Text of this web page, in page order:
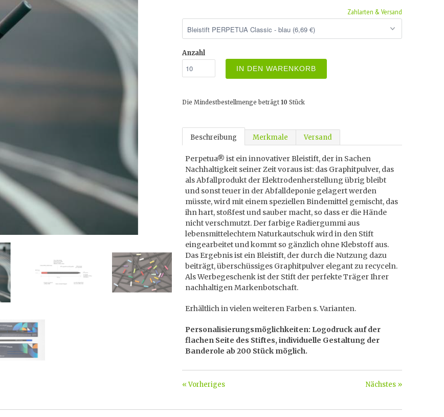
Zahlarten & Versand
Anzahl
IN DEN WARENKORB
Die Mindestbestellmenge beträgt 10 Stück
Beschreibung Merkmale Versand
Perpetua® ist ein innovativer Bleistift, der in Sachen
Nachhaltigkeit seiner Zeit voraus ist: das Graphitpulver, das
als Abfallprodukt der Elektrodenherstellung übrig bleibt
und sonst teuer in der Abfalldeponie gelagert werden
müsste, wird mit einem speziellen Bindemittel gemischt, das
ihn hart, stoßfest und sauber macht, so dass er die Hände
nicht verschmutzt. Der farbige Radiergummi aus
lebensmittelechtem Naturkautschuk wird in den Stift
eingearbeitet und kommt so gänzlich ohne Klebstoff aus.
Das Ergebnis ist ein Bleistift, der durch die Nutzung dazu
beiträgt, überschüssiges Graphitpulver elegant zu recyceln.
Als Werbegeschenk ist der Stift der perfekte Träger Ihrer
nachhaltigen Markenbotschaft.
Erhältlich in vielen weiteren Farben s. Varianten.
Personalisierungsmöglichkeiten: Logodruck auf der
flachen Seite des Stiftes, individuelle Gestaltung der
Banderole ab 200 Stück möglich.
Nächstes »
« Vorheriges